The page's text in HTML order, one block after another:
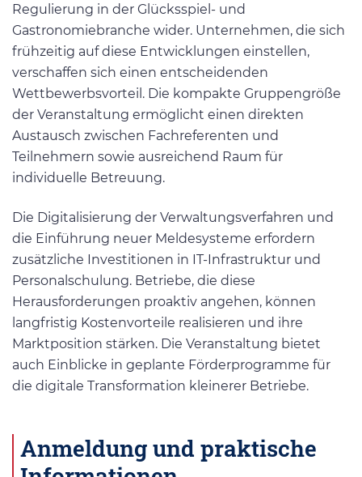
Regulierung in der Glücksspiel- und
Gastronomiebranche wider. Unternehmen, die sich
frühzeitig auf diese Entwicklungen einstellen,
verschaffen sich einen entscheidenden
Wettbewerbsvorteil. Die kompakte Gruppengröße
der Veranstaltung ermöglicht einen direkten
Austausch zwischen Fachreferenten und
Teilnehmern sowie ausreichend Raum für
individuelle Betreuung.
Die Digitalisierung der Verwaltungsverfahren und
die Einführung neuer Meldesysteme erfordern
zusätzliche Investitionen in IT-Infrastruktur und
Personalschulung. Betriebe, die diese
Herausforderungen proaktiv angehen, können
langfristig Kostenvorteile realisieren und ihre
Marktposition stärken. Die Veranstaltung bietet
auch Einblicke in geplante Förderprogramme für
die digitale Transformation kleinerer Betriebe.
Anmeldung und praktische